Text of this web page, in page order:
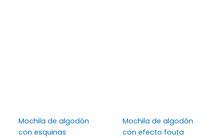
Mochila de algodón
con esquinas
Mochila de algodón
con efecto fouta